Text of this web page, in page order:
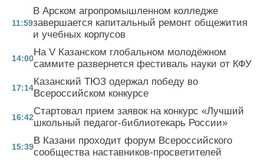
11:59
В Арском агропромышленном колледже
завершается капитальный ремонт общежития
и учебных корпусов
14:00
На V Казанском глобальном молодёжном
саммите развернется фестиваль науки от КФУ
17:14
Казанский ТЮЗ одержал победу во
Всероссийском конкурсе
16:42
Стартовал прием заявок на конкурс «Лучший
школьный педагог-библиотекарь России»
15:39
В Казани проходит форум Всероссийского
сообщества наставников-просветителей